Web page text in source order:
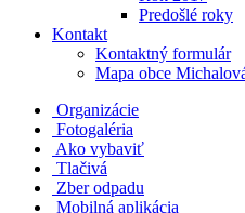
Predošlé roky
Kontakt
Kontaktný formulár
Mapa obce
Organizácie
Fotogaléria
Ako vybaviť
Tlačivá
Zber odpadu
Mobilná aplikácia